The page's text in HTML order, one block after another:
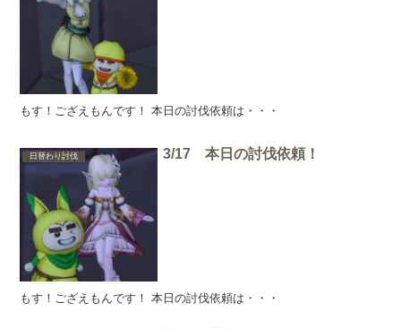
もす！ござえもんです！ 本日の討伐依頼は・・・
日替わり討伐 3/17 本日の討伐依頼！
もす！ござえもんです！ 本日の討伐依頼は・・・